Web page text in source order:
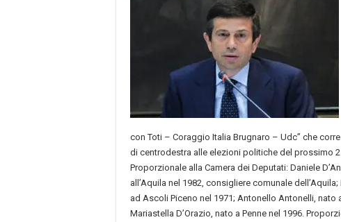
con Toti – Coraggio Italia Brugnaro – Udc” che
di centrodestra alle elezioni politiche del prossimo
Proporzionale alla Camera dei Deputati: Daniele
all’Aquila nel 1982, consigliere comunale dell’Aquila;
ad Ascoli Piceno nel 1971; Antonello Antonelli, nato
Mariastella D’Orazio, nato a Penne nel 1996.